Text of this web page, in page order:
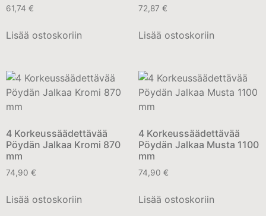
61,74 €
Lisää ostoskoriin
72,87 €
Lisää ostoskoriin
4 Korkeussäädettävää
Pöydän Jalkaa Kromi 870
mm
74,90 €
Lisää ostoskoriin
4 Korkeussäädettävää
Pöydän Jalkaa Musta 1100
mm
74,90 €
Lisää ostoskoriin